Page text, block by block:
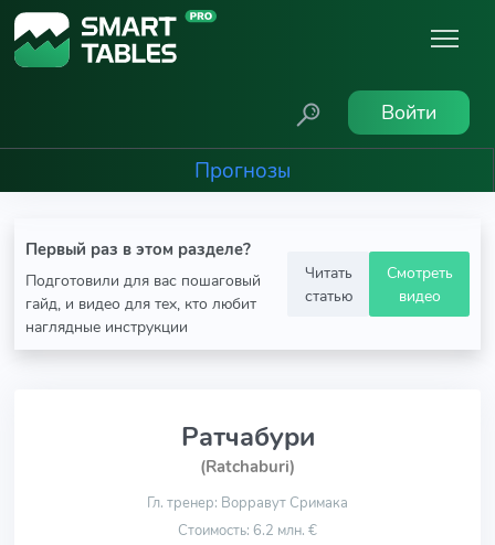
Войти
Прогнозы
Первый раз в этом разделе?
Подготовили для вас пошаговый
гайд, и видео для тех, кто любит
наглядные инструкции
Читать
статью
Смотреть
видео
Ратчабури
(Ratchaburi)
Гл. тренер: Ворравут Сримака
Стоимость: 6.2 млн. €